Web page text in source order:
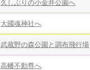
久しぶりの小金井公園へ
大國魂神社へ
武蔵野の森公園と調布飛行場
高幡不動尊へ